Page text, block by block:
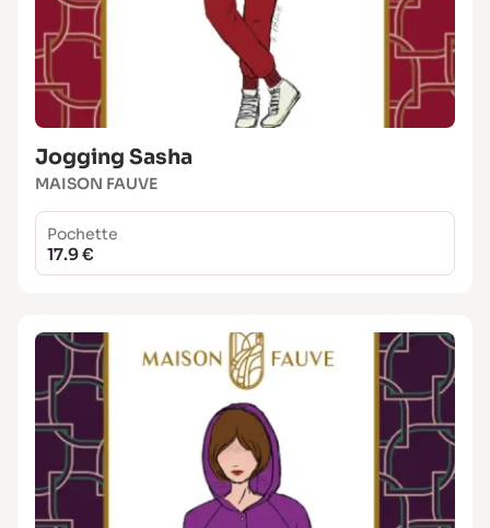
Jogging Sasha
MAISON FAUVE
Pochette
17.9 €